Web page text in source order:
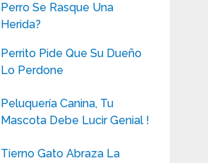
Perro Se Rasque Una
Herida?
Perrito Pide Que Su Dueño
Lo Perdone
Peluquería Canina, Tu
Mascota Debe Lucir Genial !
Tierno Gato Abraza La